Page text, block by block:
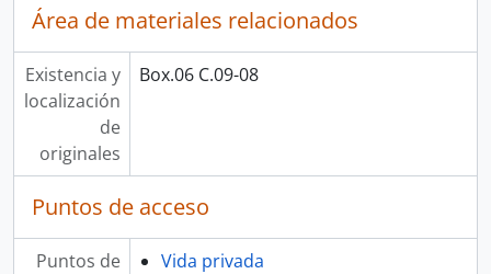
Área de materiales relacionados
Existencia y
localización
de
originales
Box.06 C.09-08
Puntos de acceso
Puntos de
Vida privada